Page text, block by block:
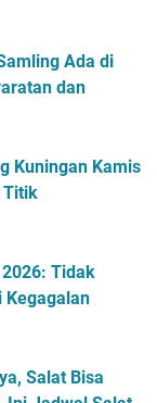
Ada di
dan
Kuningan Kamis
Titik
Tidak
Kegagalan
Salat Bisa